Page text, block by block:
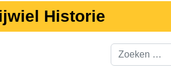
Historie